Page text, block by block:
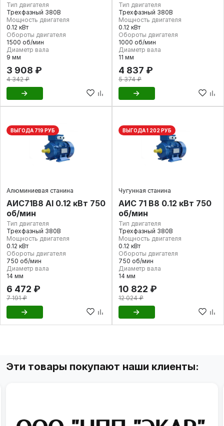
Тип двигателя
Трехфазный 380В
Мощность двигателя
0.12 кВт
Обороты двигателя
1500 об/мин
Диаметр вала
9 мм
3 908 ₽
4 342 ₽
Тип двигателя
Трехфазный 380В
Мощность двигателя
0.12 кВт
Обороты двигателя
1000 об/мин
Диаметр вала
11 мм
4 837 ₽
5 374 ₽
ВЫГОДА 719 РУБ
Алюминиевая станина
АИС71В8 Al 0.12 кВт 750
об/мин
Тип двигателя
Трехфазный 380В
Мощность двигателя
0.12 кВт
Обороты двигателя
750 об/мин
Диаметр вала
14 мм
6 472 ₽
7 191 ₽
ВЫГОДА 1 202 РУБ
Чугунная станина
АИС 71 В8 0.12 кВт 750
об/мин
Тип двигателя
Трехфазный 380В
Мощность двигателя
0.12 кВт
Обороты двигателя
750 об/мин
Диаметр вала
14 мм
10 822 ₽
12 024 ₽
Эти товары покупают наши клиенты: